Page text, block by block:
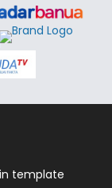
template